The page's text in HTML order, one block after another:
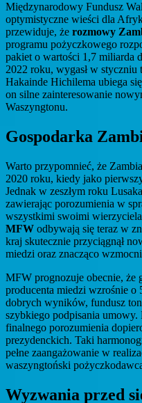
Międzynarodowy Fundusz
optymistyczne wieści dla
przewiduje, że rozmowy
programu pożyczkowego
pakiet o wartości 1,7 miliarda
2022 roku, wygasł w styczniu
Hakainde Hichilema ubiega
on silne zainteresowanie
Waszyngtonu.
Gospodarka
Warto przypomnieć, że
2020 roku, kiedy jako
Jednak w zeszłym roku
zawierając porozumienia w
wszystkimi swoimi
MFW odbywają się teraz w
kraj skutecznie przyciągnął
miedzi oraz znacząco
MFW prognozuje obecnie, że
producenta miedzi wzrośnie
dobrych wyników, fundusz
szybkiego podpisania
finalnego porozumienia
prezydenckich. Taki
pełne zaangażowanie w
waszyngtoński
Wyzwania przed